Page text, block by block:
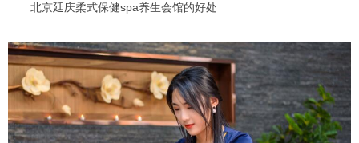
北京延庆柔式保健spa养生会馆的好处